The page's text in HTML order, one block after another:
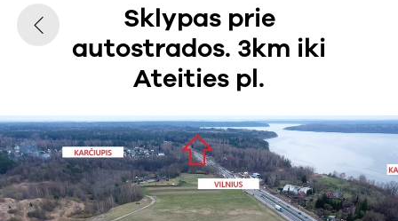
Sklypas prie
autostrados. 3km iki
Ateities pl.